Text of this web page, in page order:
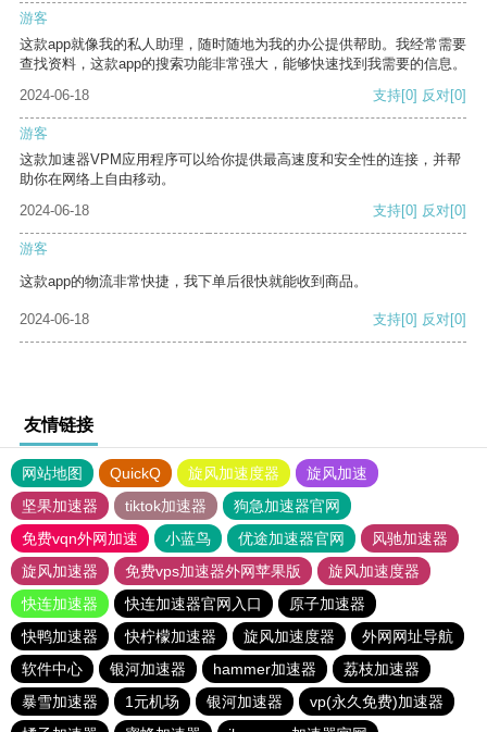
游客
这款app就像我的私人助理，随时随地为我的办公提供帮助。我经常需要
查找资料，这款app的搜索功能非常强大，能够快速找到我需要的信息。
2024-06-18
支持[0] 反对[0]
游客
这款加速器VPM应用程序可以给你提供最高速度和安全性的连接，并帮
助你在网络上自由移动。
2024-06-18
支持[0] 反对[0]
游客
这款app的物流非常快捷，我下单后很快就能收到商品。
2024-06-18 支持[0] 反对[0]
友情链接
网站地图 QuickQ 旋风加速度器
旋风加速
坚果加速器
tiktok加速器
狗急加速器官网
免费vqn外网加速
小蓝鸟 优途加速器官网
风驰加速器
旋风加速器
免费vps加速器外网苹果版
旋风加速度器
快连加速器
快连加速器官网入口
原子加速器
快鸭加速器
快柠檬加速器 旋风加速度器
外网网址导航
软件中心
银河加速器 hammer加速器
荔枝加速器
暴雪加速器
1元机场 银河加速器
vp(永久免费)加速器